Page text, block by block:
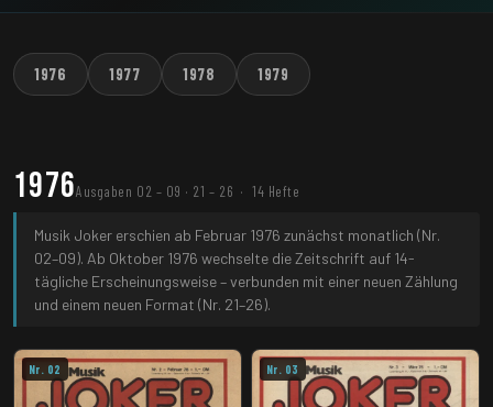
1976 1977 1978 1979
1976Ausgaben 02 – 09 · 21 – 26 · 14 Hefte
Musik Joker erschien ab Februar 1976 zunächst monatlich (Nr.
02–09). Ab Oktober 1976 wechselte die Zeitschrift auf 14-
tägliche Erscheinungsweise – verbunden mit einer neuen Zählung
und einem neuen Format (Nr. 21–26).
Nr. 02 Nr. 03